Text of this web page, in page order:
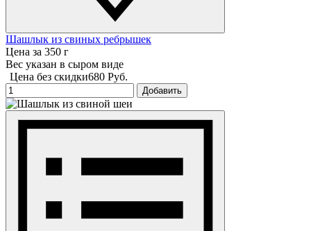
Шашлык из свиных ребрышек
Цена за 350 г
Вес указан в сыром виде
Цена без скидки680 Руб.
Добавить